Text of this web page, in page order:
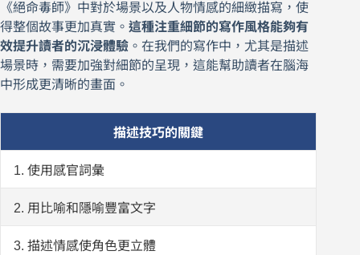
《絕命毒師》中對於場景以及人物情感的細緻描寫，使
得整個故事更加真實。 這種注重細節的寫作風格能夠有
效提升讀者的沉浸體驗 。在我們的寫作中，尤其是描述
場景時，需要加強對細節的呈現，這能幫助讀者在腦海
中形成更清晰的畫面。
描述技巧的關鍵
1. 使用感官詞彙
2. 用比喻和隱喻豐富文字
3. 描述情感使角色更立體